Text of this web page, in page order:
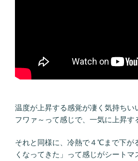
温度が上昇する感覚が凄く気持ちい
フワァ～って感じで、一気に上昇す
それと同様に、冷熱で４℃まで下が
くなってきた」って感じがシートマ